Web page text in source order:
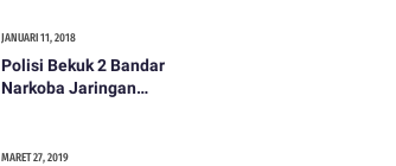
JANUARI 11, 2018
Polisi Bekuk 2 Bandar
Narkoba Jaringan
MARET 27, 2019